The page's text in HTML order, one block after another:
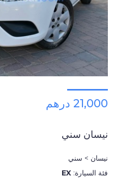
21,000 درهم
نيسان سني
نيسان > سني
فئة السيارة: EX